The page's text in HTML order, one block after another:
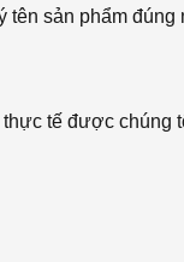
tên sản phẩm đúng
tế được chúng